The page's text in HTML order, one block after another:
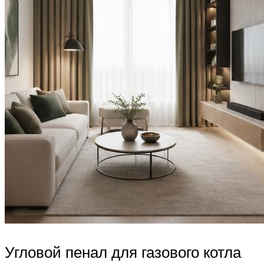
Угловой пенал для газового котла